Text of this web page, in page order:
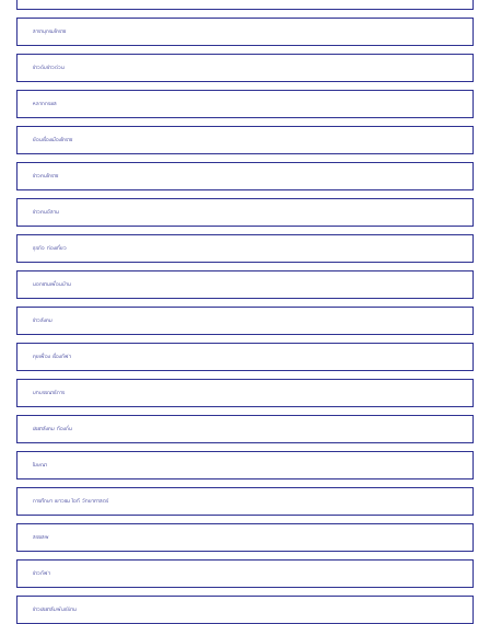
สารานุกรมโคราช
ข่าวดิบข่าวด่วน
หลากกระแส
ย้อนเรื่องเมืองโคราช
ข่าวคนโคราช
ข่าวคนอีสาน
ธุรกิจ ท่องเที่ยว
นอกชานเพื่อนบ้าน
ข่าวสังคม
คุยเฟื่อง เรื่องกีฬา
บทบรรณาธิการ
ประชาสังคม ท้องถิ่น
โฆษณา
การศึกษา เยาวชน ไอที วิทยาศาสตร์
สรรเสพ
ข่าวกีฬา
ข่าวประชาสัมพันธ์/งาน